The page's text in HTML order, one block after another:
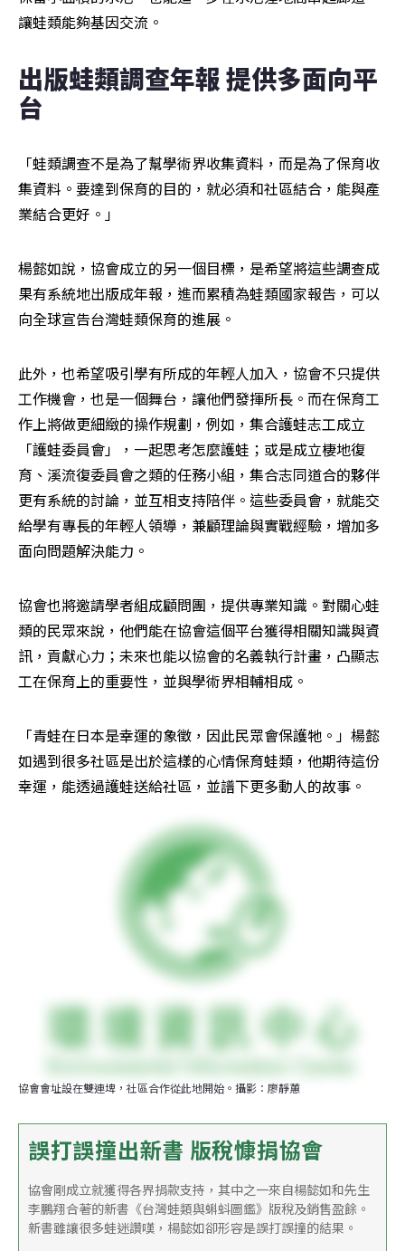
讓蛙類能夠基因交流。
出版蛙類調查年報 提供多面向平
台
「蛙類調查不是為了幫學術界收集資料，而是為了保育收
集資料。要達到保育的目的，就必須和社區結合，能與產
業結合更好。」
楊懿如說，協會成立的另一個目標，是希望將這些調查成
果有系統地出版成年報，進而累積為蛙類國家報告，可以
向全球宣告台灣蛙類保育的進展。
此外，也希望吸引學有所成的年輕人加入，協會不只提供
工作機會，也是一個舞台，讓他們發揮所長。而在保育工
作上將做更細緻的操作規劃，例如，集合護蛙志工成立
「護蛙委員會」，一起思考怎麼護蛙；或是成立棲地復
育、溪流復委員會之類的任務小組，集合志同道合的夥伴
更有系統的討論，並互相支持陪伴。這些委員會，就能交
給學有專長的年輕人領導，兼顧理論與實戰經驗，增加多
面向問題解決能力。
協會也將邀請學者組成顧問團，提供專業知識。對關心蛙
類的民眾來說，他們能在協會這個平台獲得相關知識與資
訊，貢獻心力；未來也能以協會的名義執行計畫，凸顯志
工在保育上的重要性，並與學術界相輔相成。
「青蛙在日本是幸運的象徵，因此民眾會保護牠。」楊懿
如遇到很多社區是出於這樣的心情保育蛙類，他期待這份
幸運，能透過護蛙送給社區，並譜下更多動人的故事。
協會會址設在雙連埤，社區合作從此地開始。攝影：廖靜蕙
誤打誤撞出新書 版稅慷捐協會
協會剛成立就獲得各界捐款支持，其中之一來自楊懿如和先生
李鵬翔合著的新書《台灣蛙類與蝌蚪圖鑑》版稅及銷售盈餘。
新書雖讓很多蛙迷讚嘆，楊懿如卻形容是誤打誤撞的結果。